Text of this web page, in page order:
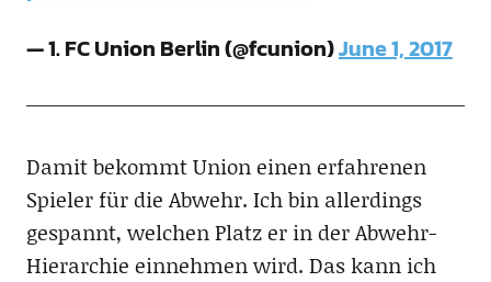
— 1. FC Union Berlin (@fcunion)June 1, 2017
Damit bekommt Union einen erfahrenen
Spieler für die Abwehr. Ich bin allerdings
gespannt, welchen Platz er in der Abwehr-
Hierarchie einnehmen wird. Das kann ich